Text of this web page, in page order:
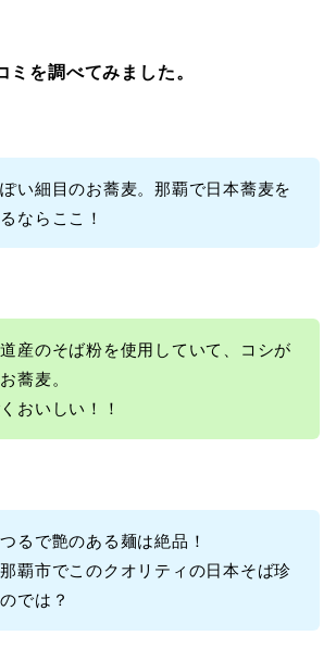
ミを調べてみました。
い細目のお蕎麦。那覇で日本蕎麦を
ならここ！
産のそば粉を使用していて、コシが
蕎麦。
おいしい！！
るで艶のある麺は絶品！
覇市でこのクオリティの日本そば珍
では？